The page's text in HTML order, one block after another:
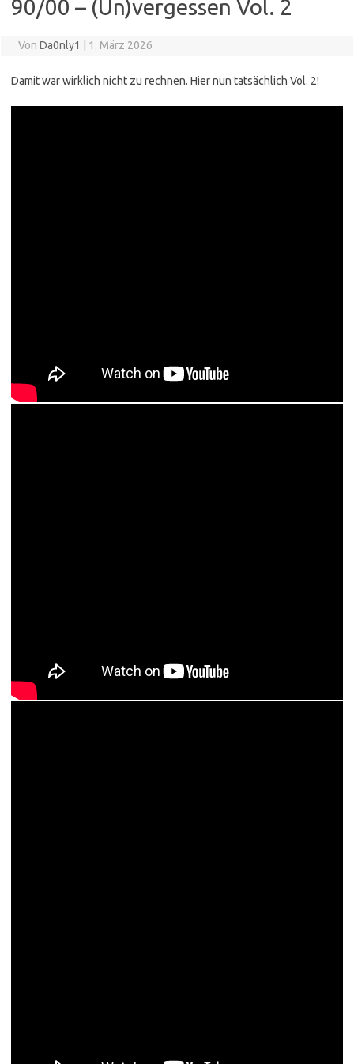
90/00 – (Un)vergessen Vol. 2
Von Da0nly1 1. März 2026
Damit war wirklich nicht zu rechnen. Hier nun tatsächlich Vol. 2!